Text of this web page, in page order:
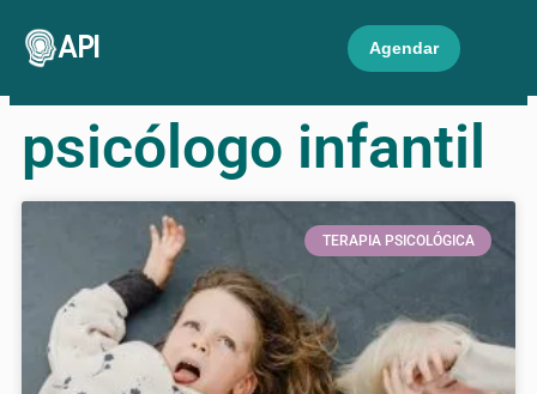
API Agendar
psicólogo infantil
TERAPIA PSICOLÓGICA